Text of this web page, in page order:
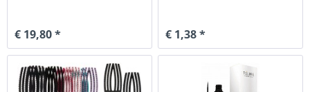
€ 19,80 * € 1,38 *